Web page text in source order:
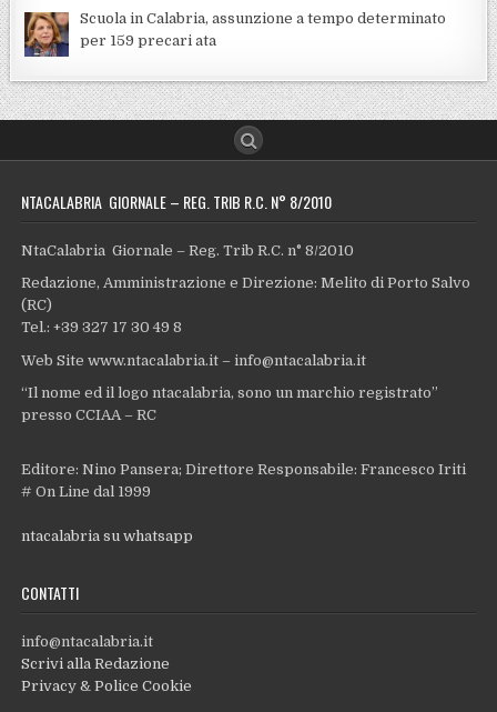
Scuola in Calabria, assunzione a tempo determinato
per 159 precari ata
NTACALABRIA GIORNALE – REG. TRIB R.C. N° 8/2010
NtaCalabria Giornale – Reg. Trib R.C. n° 8/2010
Redazione, Amministrazione e Direzione: Melito di Porto Salvo
(RC)
Tel.: +39 327 17 30 49 8
Web Site www.ntacalabria.it – info@ntacalabria.it
“Il nome ed il logo ntacalabria, sono un marchio registrato”
presso CCIAA – RC
Editore: Nino Pansera; Direttore Responsabile: Francesco Iriti
# On Line dal 1999
ntacalabria su whatsapp
CONTATTI
info@ntacalabria.it
Scrivi alla Redazione
Privacy & Police Cookie